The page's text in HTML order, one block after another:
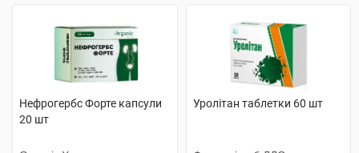
Нефрогербс Форте капсули
20 шт
Уролітан таблетки 60 шт